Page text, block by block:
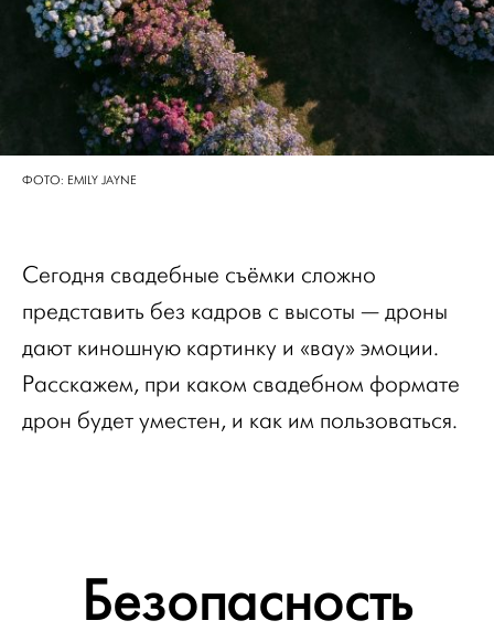
ФОТО: EMILY JAYNE
Сегодня свадебные съёмки сложно
представить без кадров с высоты — дроны
дают киношную картинку и «вау» эмоции.
Расскажем, при каком свадебном формате
дрон будет уместен, и как им пользоваться.
Безопасность